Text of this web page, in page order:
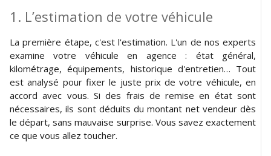
1. L’estimation de votre véhicule
La première étape, c'est l'estimation. L'un de nos experts
examine votre véhicule en agence : état général,
kilométrage, équipements, historique d'entretien… Tout
est analysé pour fixer le juste prix de votre véhicule, en
accord avec vous. Si des frais de remise en état sont
nécessaires, ils sont déduits du montant net vendeur dès
le départ, sans mauvaise surprise. Vous savez exactement
ce que vous allez toucher.